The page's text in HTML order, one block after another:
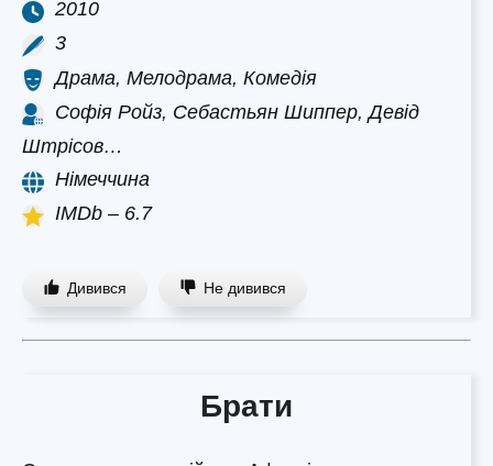
2010
3
Драма, Мелодрама, Комедія
Софія Ройз, Себастьян Шиппер, Девід
Штрісов…
Німеччина
IMDb – 6.7
Дивився Не дивився
Брати